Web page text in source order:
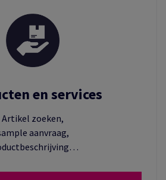
en services
Artikel zoeken,
aanvraag,